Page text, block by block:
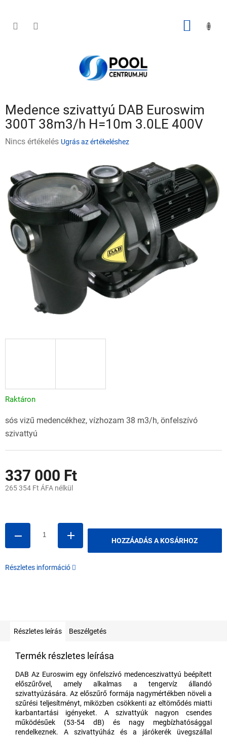
KOSÁR
Medence szivattyú DAB Euroswim
300T 38m3/h H=10m 3.0LE 400V
A
értékelése
5-
ből
0,0
csillag.
Nincs értékelés Ugrás az értékeléshez
337 000 Ft
265 354 Ft ÁFA nélkül
Raktáron
HOZZÁADÁS A KOSÁRHOZ
sós vizű medencékhez, vízhozam 38 m3/h, önfelszívó
szivattyú
Részletes információ
Részletes leírás Beszélgetés
Termék részletes leírása
DAB Az Euroswim egy önfelszívó medenceszivattyú beépített
előszűrővel, amely alkalmas a tengervíz állandó
szivattyúzására. Az előszűrő formája nagymértékben növeli a
szűrési teljesítményt, miközben csökkenti az eltömődés miatti
karbantartási igényeket. A szivattyúk nagyon csendes
működésűek (53-54 dB) és nagy megbízhatósággal
rendelkeznek. A szivattyúház és a járókerék üvegszállal